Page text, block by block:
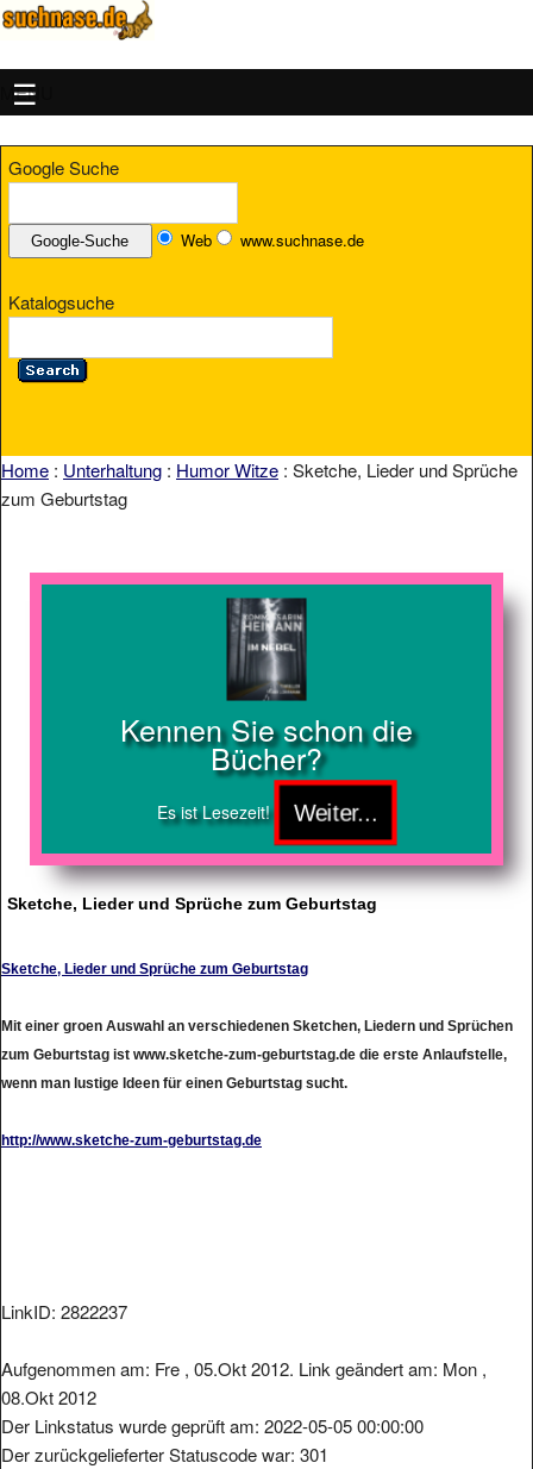
MENU
Google Suche
Web www.suchnase.de
Katalogsuche
Home : Unterhaltung : Humor Witze : Sketche, Lieder und Sprüche
zum Geburtstag
Kennen Sie schon die
Bücher?
Es ist Lesezeit!
Sketche, Lieder und Sprüche zum Geburtstag
Sketche, Lieder und Sprüche zum Geburtstag
Mit einer groen Auswahl an verschiedenen Sketchen, Liedern und Sprüchen
zum Geburtstag ist www.sketche-zum-geburtstag.de die erste Anlaufstelle,
wenn man lustige Ideen für einen Geburtstag sucht.
http://www.sketche-zum-geburtstag.de
LinkID: 2822237
Aufgenommen am: Fre , 05.Okt 2012. Link geändert am: Mon ,
08.Okt 2012
Der Linkstatus wurde geprüft am: 2022-05-05 00:00:00
Der zurückgelieferter Statuscode war: 301